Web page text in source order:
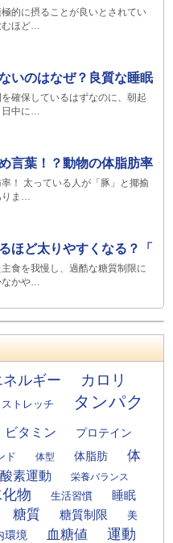
的に摂ることが良いとされてい
ほど…
いのはなぜ？良質な睡眠
確保しているはずなのに、朝起
中に…
言葉！？動物の体脂肪率
！ 太っている人が「豚」と揶揄
ま…
ほど太りやすくなる？「
食を我慢し、過酷な糖質制限に
かや…
ネルギー
カロリ
ストレッチ
タンパク
ビタミン プロテイン
ド 体型 体脂肪
体
素運動 栄養バランス
物 生活習慣 睡眠
糖質 糖質制限
美
環境 血糖値 運動